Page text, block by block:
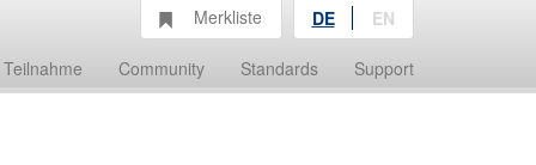
Teilnahme Community Standards Support
Merkliste DE EN